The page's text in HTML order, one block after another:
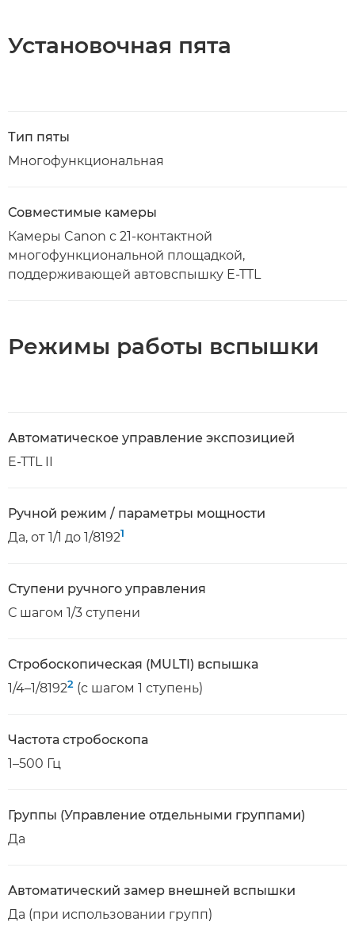
Установочная пята
Тип пяты
Многофункциональная
Совместимые камеры
Камеры Canon с 21-контактной
многофункциональной площадкой,
поддерживающей автовспышку E-TTL
Режимы работы вспышки
Автоматическое управление экспозицией
E-TTL II
Ручной режим / параметры мощности
Да, от 1/1 до 1/81921
Ступени ручного управления
С шагом 1/3 ступени
Стробоскопическая (MULTI) вспышка
1/4–1/81922 (с шагом 1 ступень)
Частота стробоскопа
1–500 Гц
Группы (Управление отдельными группами)
Да
Автоматический замер внешней вспышки
Да (при использовании групп)